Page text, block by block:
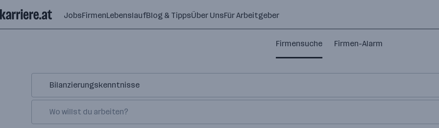
Seiteninhalt
springen
JobsFirmenLebenslaufBlog & TippsÜber UnsFür Arbeitgeber
Firmensuche Firmen-Alarm